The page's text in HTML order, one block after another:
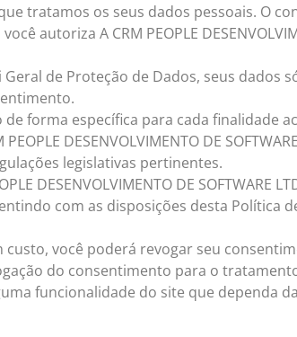
tratamos os seus dados pessoais. O
autoriza A CRM PEOPLE
de Proteção de Dados, seus dados
forma específica para cada finalidade
DESENVOLVIMENTO DE
legislativas pertinentes.
DESENVOLVIMENTO DE SOFTWARE
com as disposições desta Política
você poderá revogar seu
do consentimento para o
funcionalidade do site que dependa